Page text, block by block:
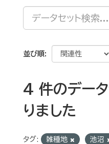
並び順
4 件のデー
りました
タグ: 雑種地 池沼